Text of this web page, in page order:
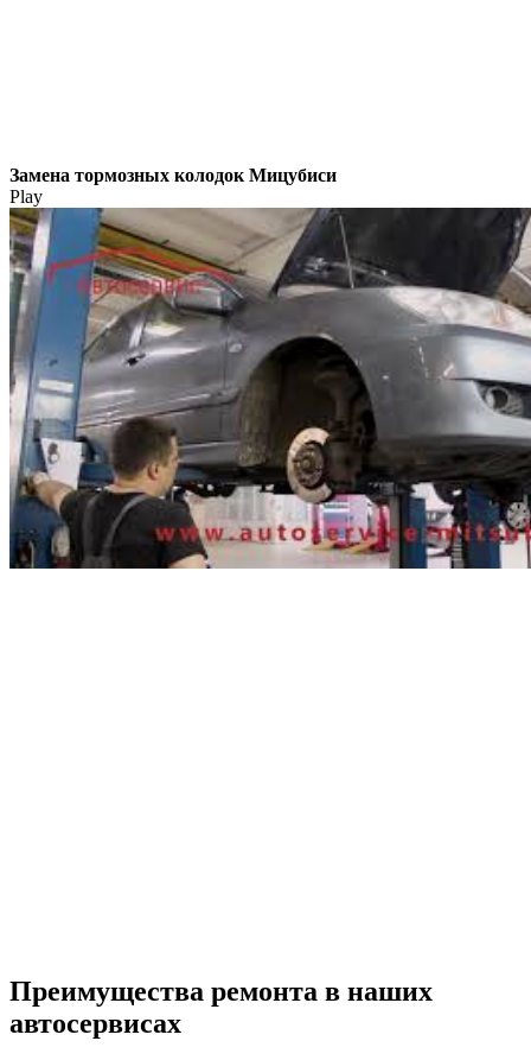
Замена тормозных колодок Мицубиси
Play
Преимущества ремонта в наших
автосервисах